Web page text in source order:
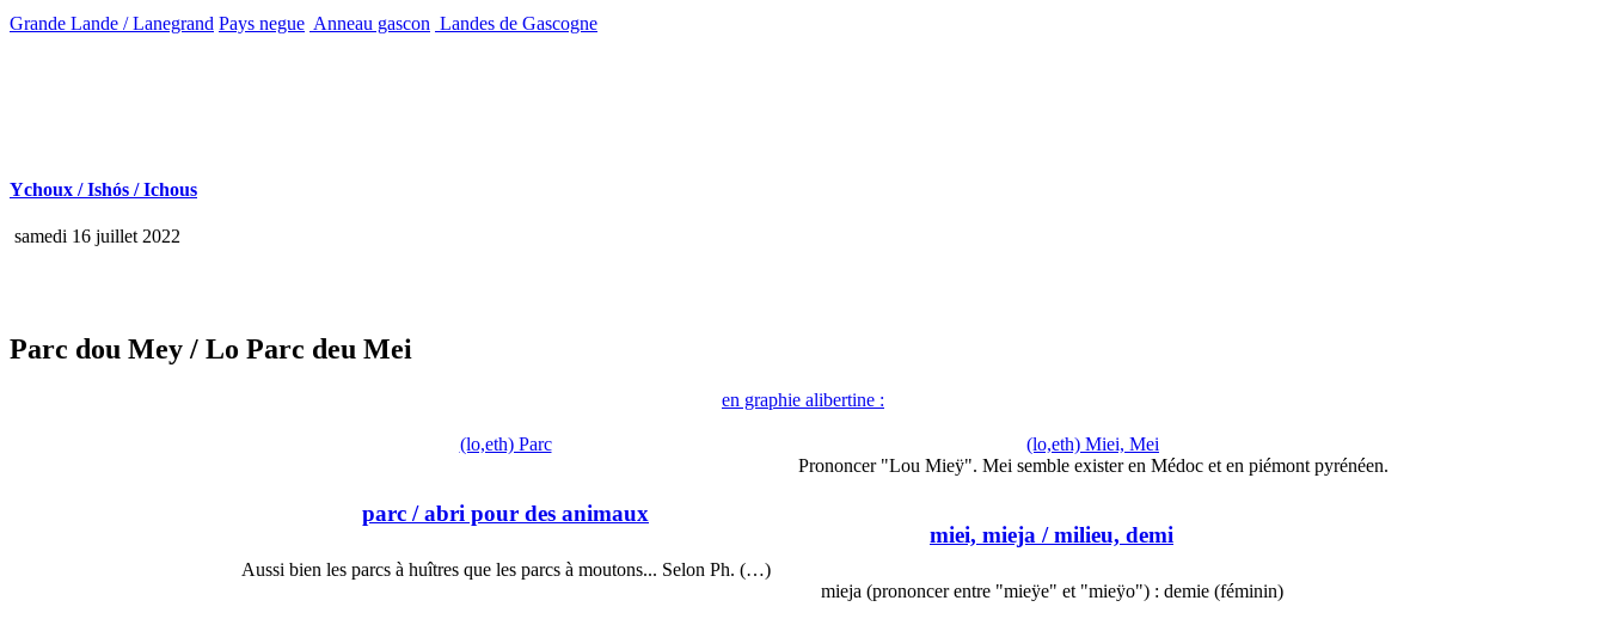
Grande Lande / Lanegrand Pays negue Anneau gascon Landes de Gascogne
Ychoux / Ishós / Ichous
samedi 16 juillet 2022
Parc dou Mey / Lo Parc deu Mei
en graphie alibertine :
(lo,eth) Parc
parc / abri pour des animaux
Aussi bien les parcs à huîtres que les parcs à moutons... Selon Ph. (…)
(lo,eth) Miei, Mei
Prononcer "Lou Mieÿ". Mei semble exister en Médoc et en piémont pyrénéen.
miei, mieja / milieu, demi
mieja (prononcer entre "mieÿe" et "mieÿo") : demie (féminin)